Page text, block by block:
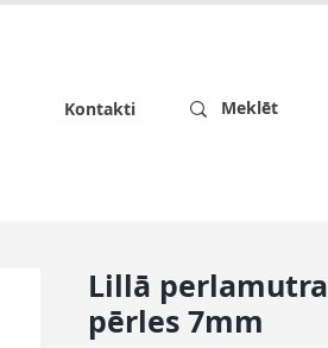
Kontakti
Lillā perlamutra
pērles 7mm